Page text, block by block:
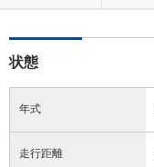
状態
年式
走行距離